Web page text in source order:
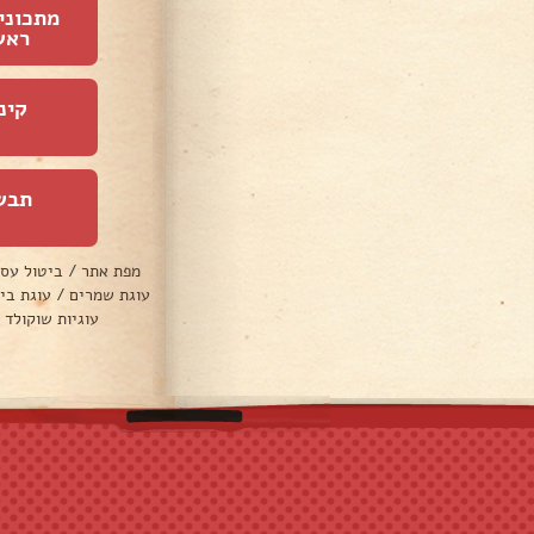
מפת אתר / ביטול
עוגת שמרים / עוגת
עוגיות